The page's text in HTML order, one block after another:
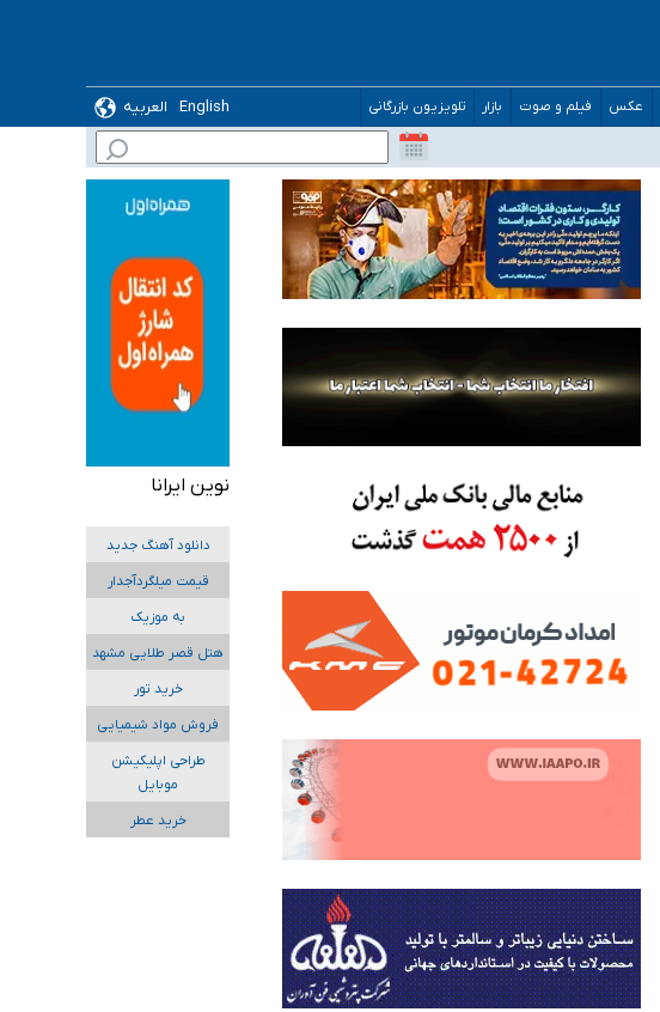
عکس فیلم و صوت بازار تلویزیون بازرگانی English
العربیه
نوین ایرانا
دانلود آهنگ جدید
قیمت میلگردآجدار
به موزیک
هتل قصر طلایی مشهد
خرید تور
فروش مواد شیمیایی
طراحی اپلیکیشن
موبایل
خرید عطر